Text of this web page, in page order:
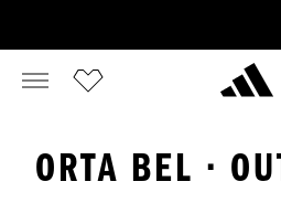
ORTA BEL ·